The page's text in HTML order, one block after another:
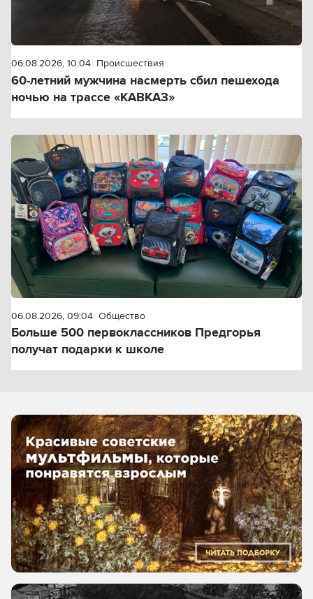
06.08.2026, 10:04 Происшествия
60-летний мужчина насмерть сбил пешехода
ночью на трассе «КАВКАЗ»
06.08.2026, 09:04 Общество
Больше 500 первоклассников Предгорья
получат подарки к школе